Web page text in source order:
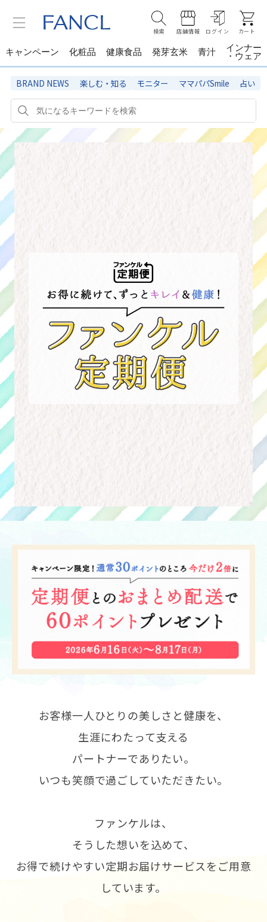
検索 店舗情報 ログイン カート
キャンペーン 化粧品 健康食品 発芽玄米 青汁
インナー
・ウェア
BRAND NEWS 楽しむ・知る モニター ママパパSmile 占い
お客様一人ひとりの美しさと健康を、
生涯にわたって支える
パートナーでありたい。
いつも笑顔で過ごしていただきたい。
ファンケルは、
そうした想いを込めて、
お得で続けやすい定期お届けサービスをご用意
しています。